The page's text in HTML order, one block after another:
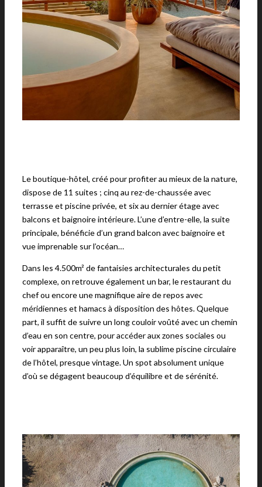
Le boutique-hôtel, créé pour profiter au mieux de la nature,
dispose de 11 suites ; cinq au rez-de-chaussée avec
terrasse et piscine privée, et six au dernier étage avec
balcons et baignoire intérieure. L’une d’entre-elle, la suite
principale, bénéficie d’un grand balcon avec baignoire et
vue imprenable sur l’océan…
Dans les 4.500m² de fantaisies architecturales du petit
complexe, on retrouve également un bar, le restaurant du
chef ou encore une magnifique aire de repos avec
méridiennes et hamacs à disposition des hôtes. Quelque
part, il suffit de suivre un long couloir voûté avec un chemin
d’eau en son centre, pour accéder aux zones sociales ou
voir apparaître, un peu plus loin, la sublime piscine circulaire
de l’hôtel, presque vintage. Un spot absolument unique
d’où se dégagent beaucoup d’équilibre et de sérénité.